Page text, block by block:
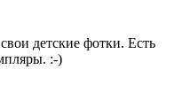
детские фотки. Есть
:-)